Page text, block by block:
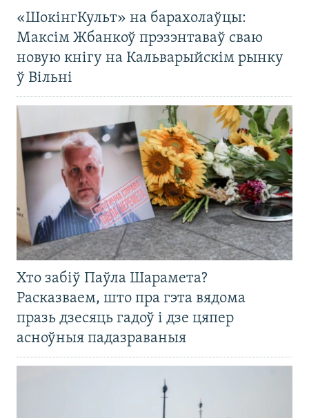
«ШокінгКульт» на барахолаўцы:
Максім Жбанкоў прэзэнтаваў сваю
новую кнігу на Кальварыйскім рынку
ў Вільні
Хто забіў Паўла Шарамета?
Расказваем, што пра гэта вядома
празь дзесяць гадоў і дзе цяпер
асноўныя падазраваныя